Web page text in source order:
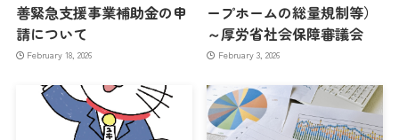
善緊急支援事業補助金の申
請について
February 18, 2026
ープホームの総量規制等）
～厚労省社会保障審議会
February 3, 2026